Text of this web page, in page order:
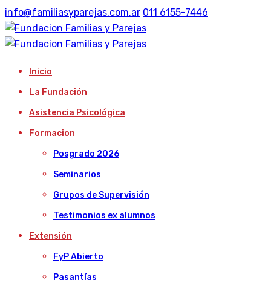
info@familiasyparejas.com.ar 011 6155-7446
Inicio
La Fundación
Asistencia Psicológica
Formacion
Posgrado 2026
Seminarios
Grupos de Supervisión
Testimonios ex alumnos
Extensión
FyP Abierto
Pasantías